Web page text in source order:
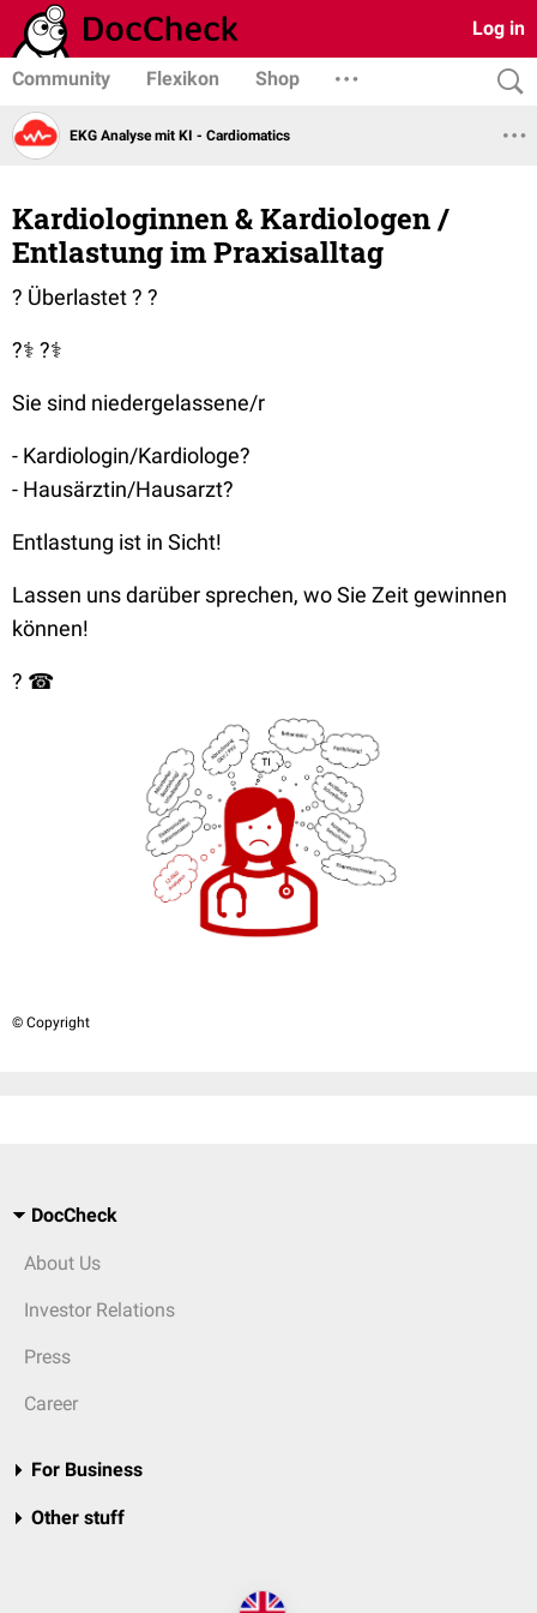
Log in
Community Flexikon Shop
EKG Analyse mit KI - Cardiomatics
Kardiologinnen & Kardiologen /
Entlastung im Praxisalltag
? Überlastet ? ?
?⚕️ ?⚕️
Sie sind niedergelassene/r
- Kardiologin/Kardiologe?
- Hausärztin/Hausarzt?
Entlastung ist in Sicht!
Lassen uns darüber sprechen, wo Sie Zeit gewinnen
können!
? ☎
© Copyright
DocCheck
About Us
Investor Relations
Press
Career
For Business
Other stuff